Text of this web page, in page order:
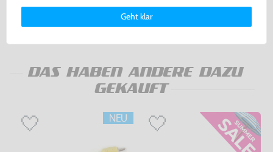
jetzt
DAS HABEN ANDERE DAZU
GEKAUFT
Deinen Rechten als Nutzer findest Du in unsererDaten­schutz­
Impressum.
Geht klar